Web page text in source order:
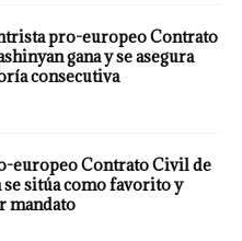
pro-europeo Contrato
gana y se asegura
consecutiva
europeo Contrato Civil de
sitúa como favorito y
mandato